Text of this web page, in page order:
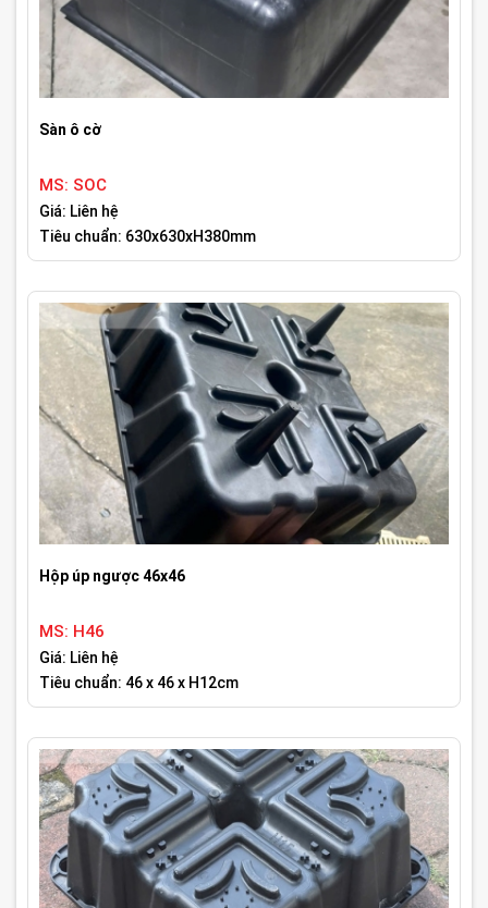
Sàn ô cờ
MS: SOC
Giá: Liên hệ
Tiêu chuẩn: 630x630xH380mm
Hộp úp ngược 46x46
MS: H46
Giá: Liên hệ
Tiêu chuẩn: 46 x 46 x H12cm